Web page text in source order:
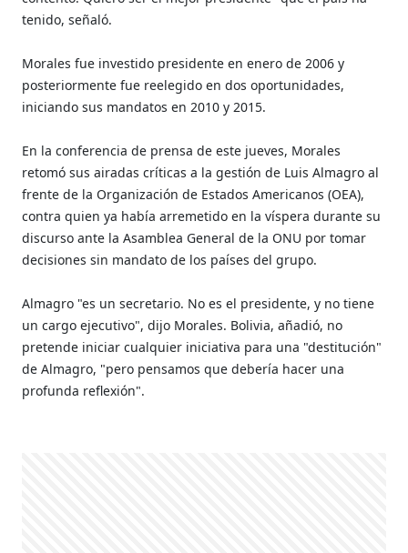
tenido, señaló.
Morales fue investido presidente en enero de 2006 y
posteriormente fue reelegido en dos oportunidades,
iniciando sus mandatos en 2010 y 2015.
En la conferencia de prensa de este jueves, Morales
retomó sus airadas críticas a la gestión de Luis Almagro al
frente de la Organización de Estados Americanos (OEA),
contra quien ya había arremetido en la víspera durante su
discurso ante la Asamblea General de la ONU por tomar
decisiones sin mandato de los países del grupo.
Almagro "es un secretario. No es el presidente, y no tiene
un cargo ejecutivo", dijo Morales. Bolivia, añadió, no
pretende iniciar cualquier iniciativa para una "destitución"
de Almagro, "pero pensamos que debería hacer una
profunda reflexión".